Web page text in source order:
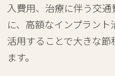
入費用、治療に伴う交
に、高額なインプラン
活用することで大きな
ます。